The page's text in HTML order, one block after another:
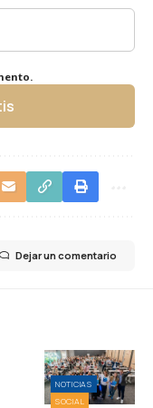
Dejar un comentario
NOTICIAS
SOCIAL